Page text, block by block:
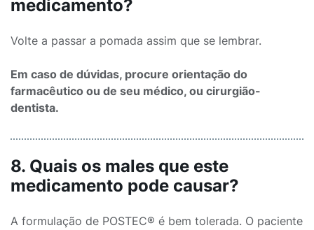
medicamento?
Volte a passar a pomada assim que se lembrar.
Em caso de dúvidas, procure orientação do
farmacêutico ou de seu médico, ou cirurgião-
dentista.
8. Quais os males que este
medicamento pode causar?
A formulação de POSTEC® é bem tolerada. O paciente